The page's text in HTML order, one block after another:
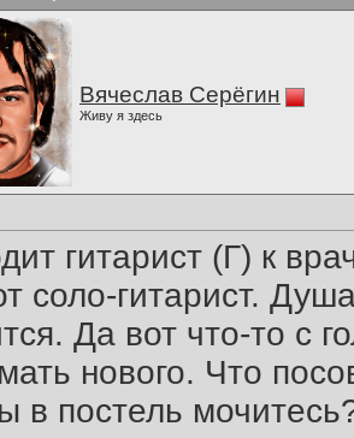
Вячеслав Серёгин
Живу я здесь
гитарист (Г) к
соло-гитарист.
Да вот что-то с
нового. Что
в постель